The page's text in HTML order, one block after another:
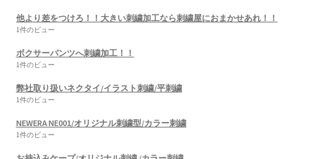
他より差をつけろ！！大きい刺繍加工なら刺繍屋におまかせあれ！！
1件のビュー
ボクサーパンツへ刺繍加工！！
1件のビュー
弊社取り扱いネクタイ/イラスト刺繍/平刺繍
1件のビュー
NEWERA NE001/オリジナル刺繍型/カラー刺繍
1件のビュー